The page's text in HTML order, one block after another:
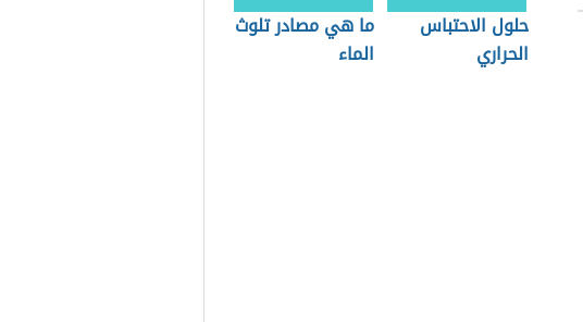
حلول الاحتباس
الحراري
ما هي مصادر تلوث
الماء